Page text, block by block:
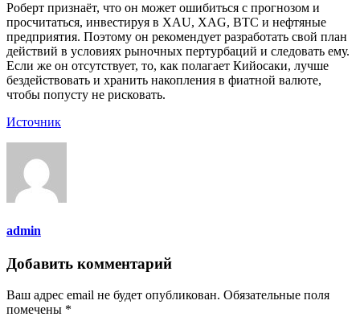
Роберт признаёт, что он может ошибиться с прогнозом и
просчитаться, инвестируя в XAU, XAG, BTC и нефтяные
предприятия. Поэтому он рекомендует разработать свой план
действий в условиях рыночных пертурбаций и следовать ему.
Если же он отсутствует, то, как полагает Кийосаки, лучше
бездействовать и хранить накопления в фиатной валюте,
чтобы попусту не рисковать.
Источник
admin
Добавить комментарий
Ваш адрес email не будет опубликован. Обязательные поля
помечены *